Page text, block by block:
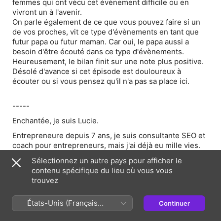
femmes qui ont vécu cet événement difficile ou en
vivront un à l'avenir.
On parle également de ce que vous pouvez faire si un
de vos proches, vit ce type d'évènements en tant que
futur papa ou futur maman. Car oui, le papa aussi a
besoin d'être écouté dans ce type d'évènements.
Heureusement, le bilan finit sur une note plus positive.
Désolé d'avance si cet épisode est douloureux à
écouter ou si vous pensez qu'il n'a pas sa place ici.
-----
Enchantée, je suis Lucie.
Entrepreneure depuis 7 ans, je suis consultante SEO et
coach pour entrepreneurs, mais j'ai déjà eu mille vies.
Si vous cherchez des conseils Business, c'est ici !
Dans ce podcast, je vous partage des conseils pour
développer votre entreprise. Mon but ? Vous aider à
comprendre ce qui bloque votre succès aujourd'hui. Je
suis là pour vous rassurer, pour vous inspirer et pour
vous donner des stratégies afin d'aller plus loin.
Sélectionnez un autre pays pour afficher le
contenu spécifique du lieu où vous vous
trouvez
États-Unis (Français
France)
Continuer